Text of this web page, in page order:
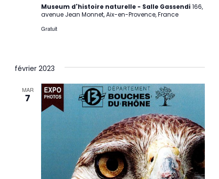
Museum d'histoire naturelle - Salle Gassendi 166,
avenue Jean Monnet, Aix-en-Provence, France
Gratuit
février 2023
MAR
7